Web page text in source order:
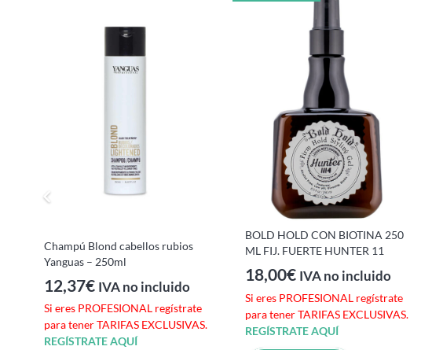
Champú Blond cabellos rubios
Yanguas – 250ml
12,37€ IVA no incluido
Si eres PROFESIONAL regístrate
para tener TARIFAS EXCLUSIVAS.
REGÍSTRATE AQUÍ
BOLD HOLD CON BIOTINA 250
ML FIJ. FUERTE HUNTER 11
18,00€ IVA no incluido
Si eres PROFESIONAL regístrate
para tener TARIFAS EXCLUSIVAS.
REGÍSTRATE AQUÍ